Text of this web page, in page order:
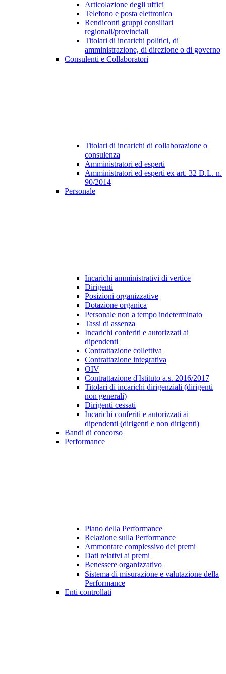
Articolazione degli uffici
Telefono e posta elettronica
Rendiconti gruppi consiliari
regionali/provinciali
Titolari di incarichi politici, di
amministrazione, di direzione o di governo
Consulenti e Collaboratori
Titolari di incarichi di collaborazione o
consulenza
Amministratori ed esperti
Amministratori ed esperti ex art. 32 D.L. n.
90/2014
Personale
Incarichi amministrativi di vertice
Dirigenti
Posizioni organizzative
Dotazione organica
Personale non a tempo indeterminato
Tassi di assenza
Incarichi conferiti e autorizzati ai
dipendenti
Contrattazione collettiva
Contrattazione integrativa
OIV
Contrattazione d'Istituto a.s. 2016/2017
Titolari di incarichi dirigenziali (dirigenti
non generali)
Dirigenti cessati
Incarichi conferiti e autorizzati ai
dipendenti (dirigenti e non dirigenti)
Bandi di concorso
Performance
Piano della Performance
Relazione sulla Performance
Ammontare complessivo dei premi
Dati relativi ai premi
Benessere organizzativo
Sistema di misurazione e valutazione della
Performance
Enti controllati